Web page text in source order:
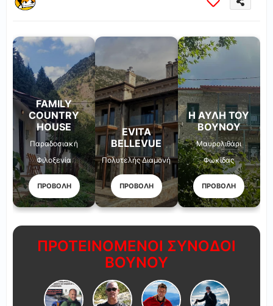
FAMILY
COUNTRY
HOUSE
Παραδοσιακή
Φιλοξενία
ΠΡΟΒΟΛΗ
EVITA
BELLEVUE
Πολυτελής Διαμονή
ΠΡΟΒΟΛΗ
Η ΑΥΛΉ ΤΟΥ
ΒΟΥΝΟΎ
Μαυρολιθάρι
Φωκίδας
ΠΡΟΒΟΛΗ
ΠΡΟΤΕΙΝΟΜΕΝΟΙ ΣΥΝΟΔΟΙ
ΒΟΥΝΟΥ